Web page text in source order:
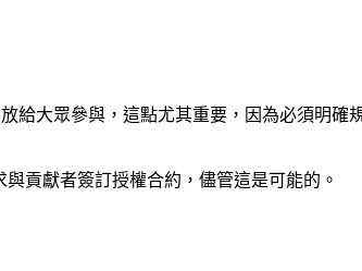
給大眾參與，這點尤其重要，因為必須明確
貢獻者簽訂授權合約，儘管這是可能的。